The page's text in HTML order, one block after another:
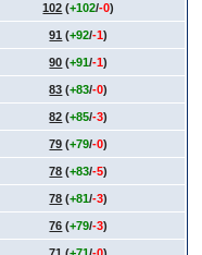
102 (+102/-0)
91 (+92/-1)
90 (+91/-1)
83 (+83/-0)
82 (+85/-3)
79 (+79/-0)
78 (+83/-5)
78 (+81/-3)
76 (+79/-3)